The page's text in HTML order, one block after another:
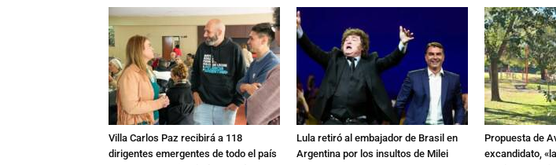
Villa Carlos Paz recibirá a 118
dirigentes emergentes de todo el país
Lula retiró al embajador de Brasil en
Argentina por los insultos de Milei
Propuesta de
excandidato,